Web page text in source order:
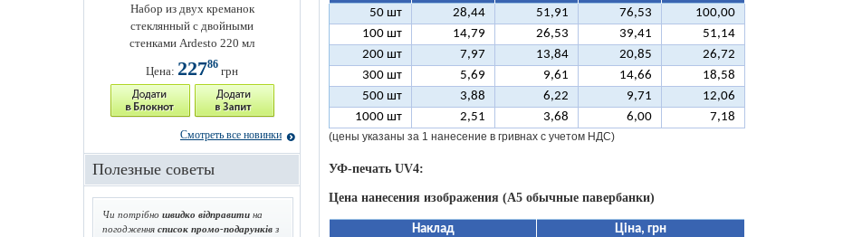
50 шт
28,44 51,91 76,53
100,00
100 шт
14,79 26,53 39,41
51,14
200 шт
7,97 13,84 20,85
26,72
300 шт
5,69 9,61 14,66
18,58
500 шт
3,88 6,22 9,71
12,06
1000 шт
2,51 3,68 6,00 7,18
(цены указаны за 1 нанесение в гривнах с учетом НДС)
УФ-печать UV4:
Цена нанесения изображения (А5 обычные павербанки)
Наклад
Ціна, грн
Набор из двух креманок
стеклянный с двойными
стенками Ardesto 220 мл
Цена: 22786 грн
Смотреть все новинки
Полезные советы
Чи потрібно швидко відправити на
погодження список промо-подарунків з